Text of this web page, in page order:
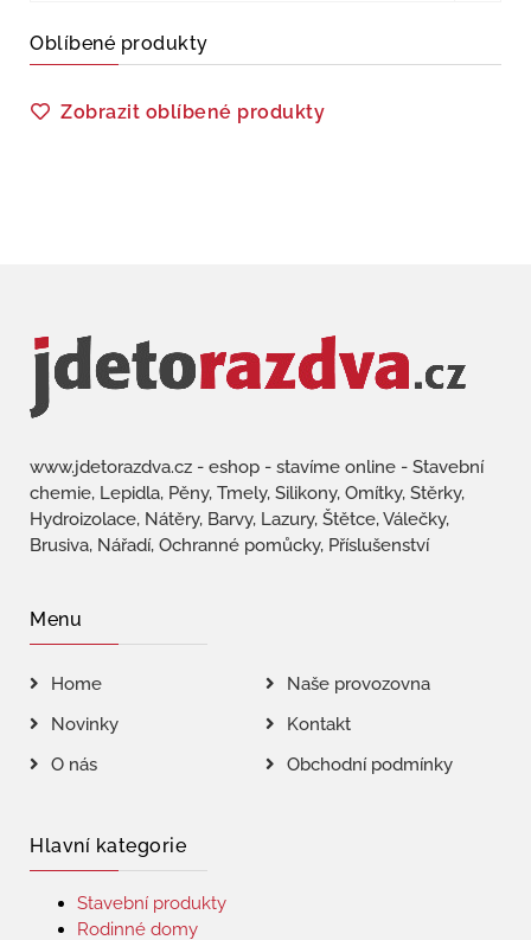
Oblíbené produkty
Zobrazit oblíbené produkty
www.jdetorazdva.cz - eshop - stavíme online - Stavební
chemie, Lepidla, Pěny, Tmely, Silikony, Omítky, Stěrky,
Hydroizolace, Nátěry, Barvy, Lazury, Štětce, Válečky,
Brusiva, Nářadí, Ochranné pomůcky, Příslušenství
Menu
Home
Naše provozovna
Novinky
Kontakt
O nás
Obchodní podmínky
Hlavní kategorie
Stavební produkty
Rodinné domy